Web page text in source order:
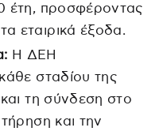
έτη, προσφέροντας
εταιρικά έξοδα.
Η ΔΕΗ
σταδίου της
τη σύνδεση στο
και την